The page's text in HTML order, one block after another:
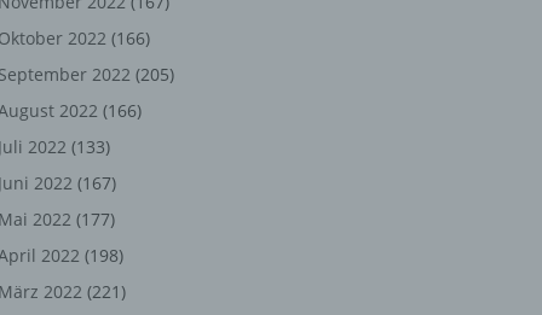
Oktober 2022 (166)
September 2022 (205)
2022 (166)
Juli 2022 (133)
Juni 2022 (167)
Mai 2022 (177)
2022 (198)
März 2022 (221)
oder